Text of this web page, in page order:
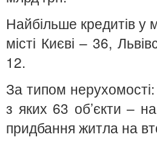
Найбільше кредитів у
місті Києві – 36,
12.
За типом
з яких 63 об’єкти –
придбання житла на